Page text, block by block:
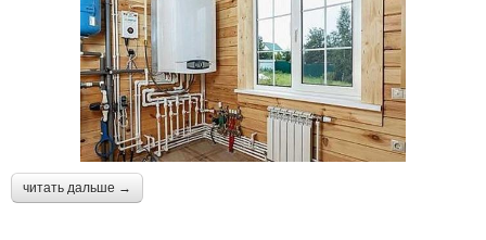
читать дальше →